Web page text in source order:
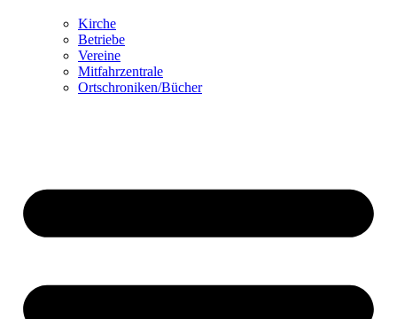
Kirche
Betriebe
Vereine
Mitfahrzentrale
Ortschroniken/Bücher